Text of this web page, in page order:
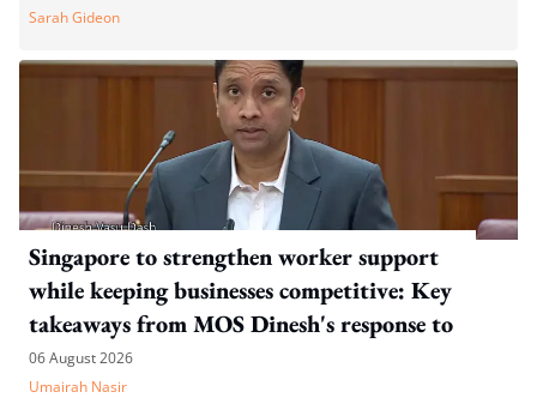
Sarah Gideon
Singapore to strengthen worker support
while keeping businesses competitive: Key
takeaways from MOS Dinesh's response to
WP's motion
06 August 2026
Umairah Nasir